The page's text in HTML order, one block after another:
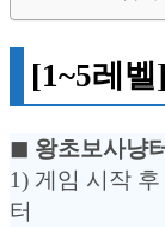
[1~5레
◼︎ 왕초보사냥
1) 게임 시작
터